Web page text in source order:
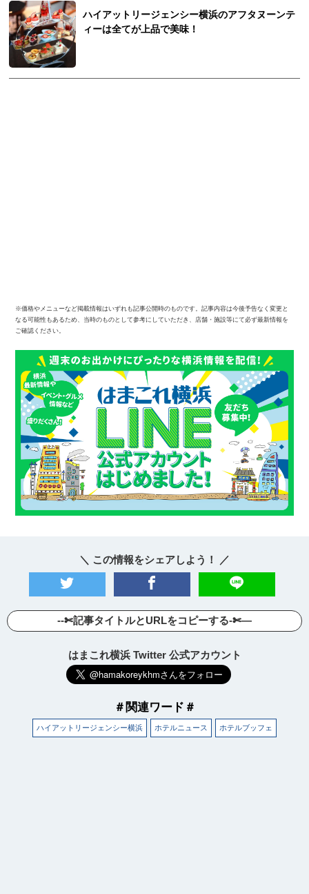
ハイアットリージェンシー横浜のアフタヌーンテ
ィーは全てが上品で美味！
※価格やメニューなど掲載情報はいずれも記事公開時のものです。記事内容は今後予告なく変更と
なる可能性もあるため、当時のものとして参考にしていただき、店舗・施設等にて必ず最新情報を
ご確認ください。
＼ この情報をシェアしよう！ ／
--✄記事タイトルとURLをコピーする-✄—
はまこれ横浜 Twitter 公式アカウント
＃関連ワード＃
ハイアットリージェンシー横浜 ホテルニュース ホテルブッフェ